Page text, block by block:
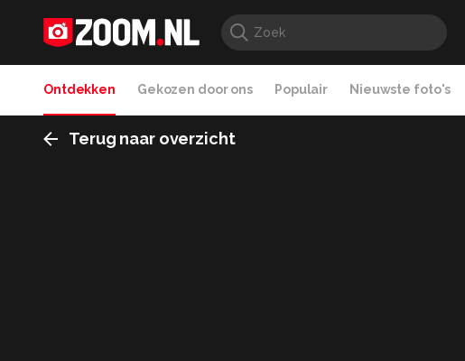
Ontdekken Gekozen door ons Populair Nieuwste foto's
Terug naar overzicht